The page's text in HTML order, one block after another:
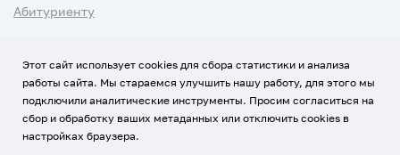
Абитуриенту
Использование Cookies
Политика обработки персональных данных
Этот сайт использует cookies для сбора статистики и анализа
работы сайта. Мы стараемся улучшить нашу работу, для этого мы
подключили аналитические инструменты. Просим согласиться на
сбор и обработку ваших метаданных или отключить cookies в
настройках браузера.